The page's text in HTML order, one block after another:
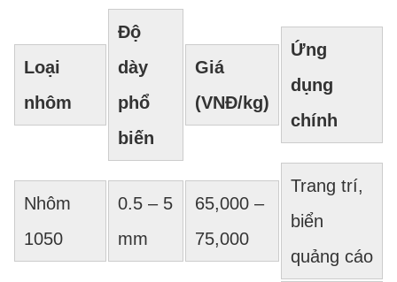
Loại
nhôm
Độ
dày
phổ
biến
Giá
(VNĐ/kg)
Ứng
dụng
chính
Nhôm
1050
0.5 – 5
mm
65,000 –
75,000
Trang trí,
biển
quảng cáo